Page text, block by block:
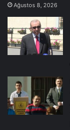
Ağustos 8, 2026